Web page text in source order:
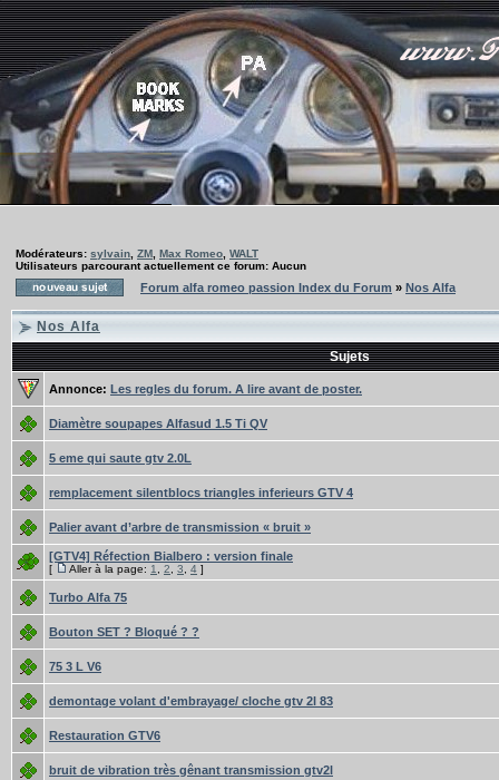
Modérateurs: sylvain ZM Max Romeo WALT
Utilisateurs parcourant actuellement ce forum: Aucun
Forum alfa romeo passion Index du Forum » Nos Alfa
Nos Alfa
Sujets
Annonce: Les regles du forum. A lire avant de poster.
Diamètre soupapes Alfasud 1.5 Ti QV
5 eme qui saute gtv 2.0L
remplacement silentblocs triangles inferieurs GTV 4
Palier avant d’arbre de transmission « bruit »
[GTV4] Réfection Bialbero : version finale
[ Aller à la page: 1 2 3 4 ]
Turbo Alfa 75
Bouton SET ? Bloqué ? ?
75 3 L V6
demontage volant d'embrayage/ cloche gtv 2l 83
Restauration GTV6
bruit de vibration très gênant transmission gtv2l